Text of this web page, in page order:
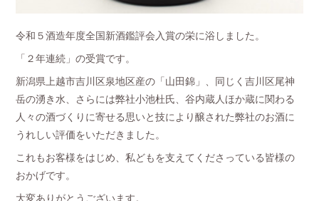
令和５酒造年度全国新酒鑑評会入賞の栄に浴しました。
「２年連続」の受賞です。
新潟県上越市吉川区泉地区産の「山田錦」、同じく吉川区尾神
岳の湧き水、さらには弊社小池杜氏、谷内蔵人ほか蔵に関わる
人々の酒づくりに寄せる思いと技により醸された弊社のお酒に
うれしい評価をいただきました。
これもお客様をはじめ、私どもを支えてくださっている皆様の
おかげです。
大変ありがとうございます。